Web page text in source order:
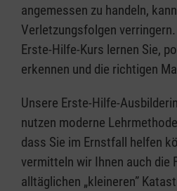
angemessen zu handeln,
Verletzungsfolgen
Erste-Hilfe-Kurs lernen Sie,
erkennen und die richtigen
Unsere Erste-Hilfe-
nutzen moderne
dass Sie im Ernstfall helfen
vermitteln wir Ihnen auch die
alltäglichen „kleineren”